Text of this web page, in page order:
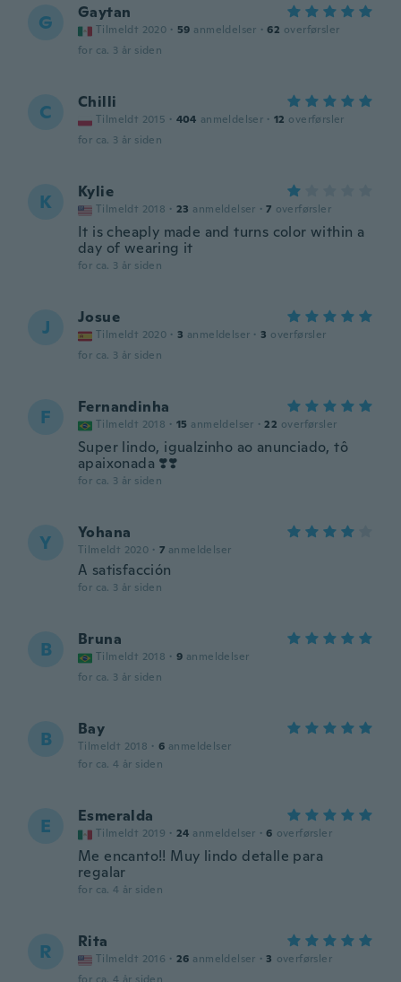
G Gaytan
Tilmeldt 2020 · 59 anmeldelser · 62 overførsler
for ca. 3 år siden
C Chilli
Tilmeldt 2015 · 404 anmeldelser · 12 overførsler
for ca. 3 år siden
K Kylie
Tilmeldt 2018 · 23 anmeldelser · 7 overførsler
It is cheaply made and turns color within a
day of wearing it
for ca. 3 år siden
J Josue
Tilmeldt 2020 · 3 anmeldelser · 3 overførsler
for ca. 3 år siden
F Fernandinha
Tilmeldt 2018 · 15 anmeldelser · 22 overførsler
Super lindo, igualzinho ao anunciado, tô
apaixonada ❣️❣️
for ca. 3 år siden
Y Yohana
Tilmeldt 2020 · 7 anmeldelser
A satisfacción
for ca. 3 år siden
B Bruna
Tilmeldt 2018 · 9 anmeldelser
for ca. 3 år siden
B Bay
Tilmeldt 2018 · 6 anmeldelser
for ca. 4 år siden
E Esmeralda
Tilmeldt 2019 · 24 anmeldelser · 6 overførsler
Me encanto!! Muy lindo detalle para
regalar
for ca. 4 år siden
R Rita
Tilmeldt 2016 · 26 anmeldelser · 3 overførsler